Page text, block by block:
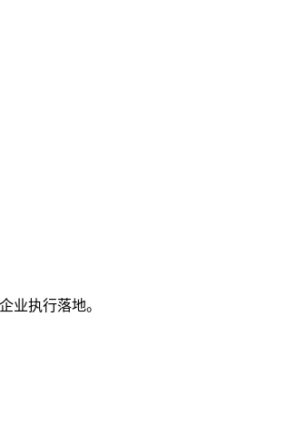
执行落地。